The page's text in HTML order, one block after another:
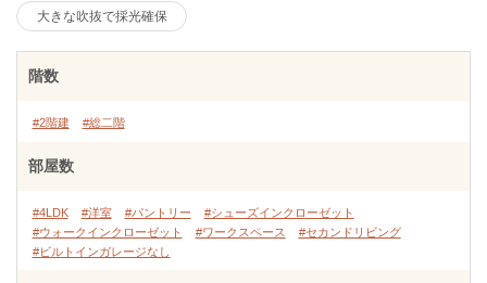
大きな吹抜で採光確保
階数
#2階建 #総二階
部屋数
#4LDK #洋室 #パントリー
#シューズインクローゼット
#ウォークインクローゼット
#ワークスペース
#セカンドリビング
#ビルトインガレージなし